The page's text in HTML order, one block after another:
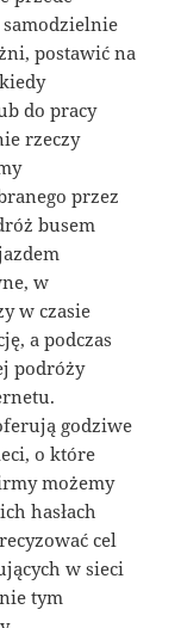
postawić na
do pracy
rzeczy
przez
busem
w
w czasie
a podczas
podróży
godziwe
o które
możemy
hasłach
cel
w sieci
tym